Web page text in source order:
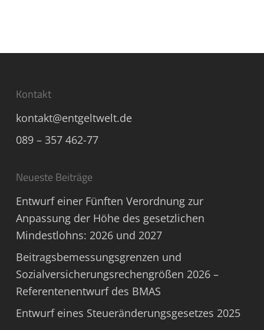
Kontakt
kontakt@entgeltwelt.de
089 – 357 462-77
Neueste Beiträge
Entwurf einer Fünften Verordnung zur
Anpassung der Höhe des gesetzlichen
Mindestlohns: 2026 und 2027
Beitragsbemessungsgrenzen und
Sozialversicherungsrechengrößen 2026 –
Referentenentwurf des BMAS
Entwurf eines Steueränderungsgesetzes 2025